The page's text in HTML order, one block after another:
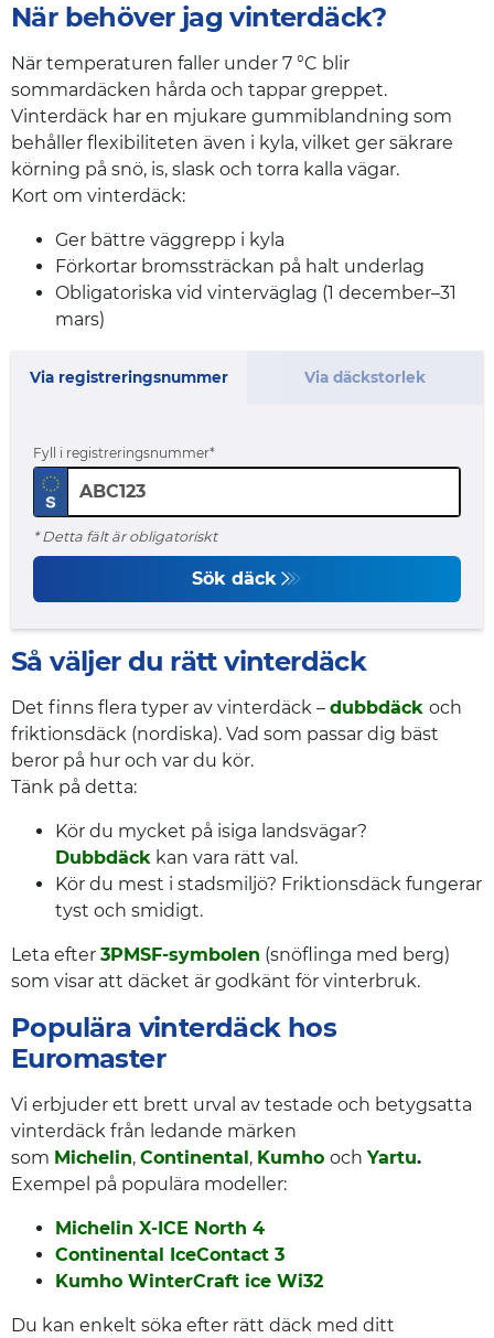
När behöver jag vinterdäck?
När temperaturen faller under 7 °C blir
sommardäcken hårda och tappar greppet.
Vinterdäck har en mjukare gummiblandning som
behåller flexibiliteten även i kyla, vilket ger säkrare
körning på snö, is, slask och torra kalla vägar.
Kort om vinterdäck:
Ger bättre väggrepp i kyla
Förkortar bromssträckan på halt underlag
Obligatoriska vid vinterväglag (1 december–31
mars)
Via registreringsnummer Via däckstorlek
Fyll i registreringsnummer
* Detta fält är obligatoriskt
Sök däck
Så väljer du rätt vinterdäck
Det finns flera typer av vinterdäck – dubbdäck och
friktionsdäck (nordiska). Vad som passar dig bäst
beror på hur och var du kör.
Tänk på detta:
Kör du mycket på isiga landsvägar?
Dubbdäck kan vara rätt val.
Kör du mest i stadsmiljö? Friktionsdäck fungerar
tyst och smidigt.
Leta efter 3PMSF-symbolen (snöflinga med berg)
som visar att däcket är godkänt för vinterbruk.
Populära vinterdäck hos
Euromaster
Vi erbjuder ett brett urval av testade och betygsatta
vinterdäck från ledande märken
som Michelin, Continental, Kumho och Yartu.
Exempel på populära modeller:
Michelin X-ICE North 4
Continental IceContact 3
Kumho WinterCraft ice Wi32
Du kan enkelt söka efter rätt däck med ditt